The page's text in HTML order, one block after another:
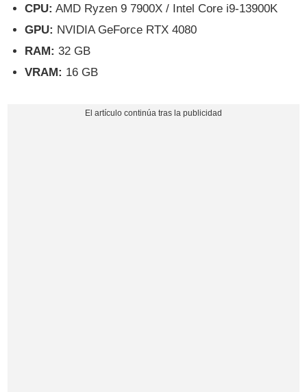
CPU: AMD Ryzen 9 7900X / Intel Core i9-13900K
GPU: NVIDIA GeForce RTX 4080
RAM: 32 GB
VRAM: 16 GB